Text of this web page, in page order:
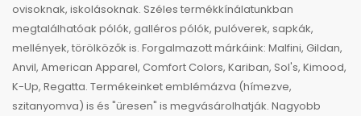
ovisoknak, iskolásoknak. Széles termékkínálatunkban
megtalálhatóak pólók, galléros pólók, pulóverek, sapkák,
mellények, törölközők is. Forgalmazott márkáink: Malfini, Gildan,
Anvil, American Apparel, Comfort Colors, Kariban, Sol's, Kimood,
K-Up, Regatta. Termékeinket emblémázva (hímezve,
szitanyomva) is és "üresen" is megvásárolhatják. Nagyobb